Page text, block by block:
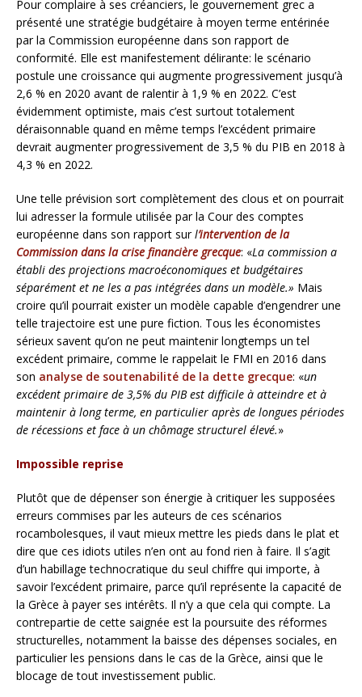
Pour complaire à ses créanciers, le gouvernement grec a
présenté une stratégie budgétaire à moyen terme entérinée
par la Commission européenne dans son rapport de
conformité. Elle est manifestement délirante: le scénario
postule une croissance qui augmente progressivement jusqu’à
2,6 % en 2020 avant de ralentir à 1,9 % en 2022. C’est
évidemment optimiste, mais c’est surtout totalement
déraisonnable quand en même temps l’excédent primaire
devrait augmenter progressivement de 3,5 % du PIB en 2018 à
4,3 % en 2022.
Une telle prévision sort complètement des clous et on pourrait
lui adresser la formule utilisée par la Cour des comptes
européenne dans son rapport surl’intervention de la
Commission dans la crise financière grecque: «La commission a
établi des projections macroéconomiques et budgétaires
séparément et ne les a pas intégrées dans un modèle.» Mais
croire qu’il pourrait exister un modèle capable d’engendrer une
telle trajectoire est une pure fiction. Tous les économistes
sérieux savent qu’on ne peut maintenir longtemps un tel
excédent primaire, comme le rappelait le FMI en 2016 dans
son analyse de soutenabilité de la dette grecque: «un
excédent primaire de 3,5% du PIB est difficile à atteindre et à
maintenir à long terme, en particulier après de longues périodes
de récessions et face à un chômage structurel élevé.»
Impossible reprise
Plutôt que de dépenser son énergie à critiquer les supposées
erreurs commises par les auteurs de ces scénarios
rocambolesques, il vaut mieux mettre les pieds dans le plat et
dire que ces idiots utiles n’en ont au fond rien à faire. Il s’agit
d’un habillage technocratique du seul chiffre qui importe, à
savoir l’excédent primaire, parce qu’il représente la capacité de
la Grèce à payer ses intérêts. Il n’y a que cela qui compte. La
contrepartie de cette saignée est la poursuite des réformes
structurelles, notamment la baisse des dépenses sociales, en
particulier les pensions dans le cas de la Grèce, ainsi que le
blocage de tout investissement public.